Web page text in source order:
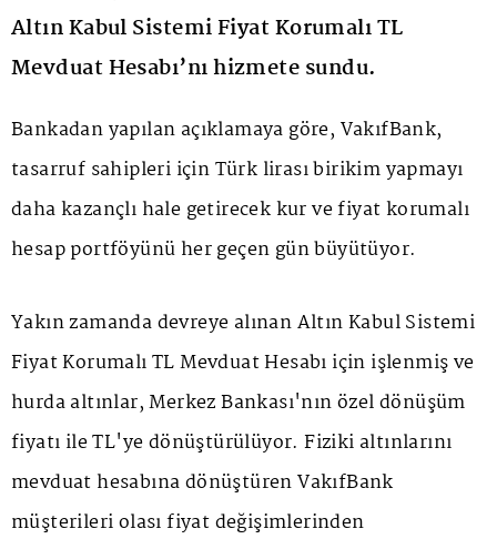
Altın Kabul Sistemi Fiyat Korumalı TL
Mevduat Hesabı’nı hizmete sundu.
Bankadan yapılan açıklamaya göre, VakıfBank,
tasarruf sahipleri için Türk lirası birikim yapmayı
daha kazançlı hale getirecek kur ve fiyat korumalı
hesap portföyünü her geçen gün büyütüyor.
Yakın zamanda devreye alınan Altın Kabul Sistemi
Fiyat Korumalı TL Mevduat Hesabı için işlenmiş ve
hurda altınlar, Merkez Bankası'nın özel dönüşüm
fiyatı ile TL'ye dönüştürülüyor. Fiziki altınlarını
mevduat hesabına dönüştüren VakıfBank
müşterileri olası fiyat değişimlerinden